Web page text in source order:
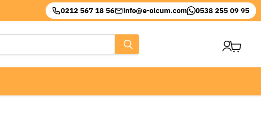
0212 567 18 56 info@e-olcum.com 0538 255 09 95